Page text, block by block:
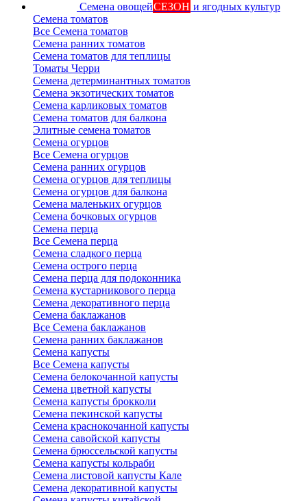
Семена овощейСЕЗОН и ягодных культур
Семена томатов
Все Семена томатов
Семена ранних томатов
Семена томатов для теплицы
Томаты Черри
Семена детерминантных томатов
Семена экзотических томатов
Семена карликовых томатов
Семена томатов для балкона
Элитные семена томатов
Семена огурцов
Все Семена огурцов
Семена ранних огурцов
Семена огурцов для теплицы
Семена огурцов для балкона
Семена маленьких огурцов
Семена бочковых огурцов
Семена перца
Все Семена перца
Семена сладкого перца
Семена острого перца
Семена перца для подоконника
Семена кустарникового перца
Семена декоративного перца
Семена баклажанов
Все Семена баклажанов
Семена ранних баклажанов
Семена капусты
Все Семена капусты
Семена белокочанной капусты
Семена цветной капусты
Семена капусты брокколи
Семена пекинской капусты
Семена краснокочанной капусты
Семена савойской капусты
Семена брюссельской капусты
Семена капусты кольраби
Семена листовой капусты Кале
Семена декоративной капусты